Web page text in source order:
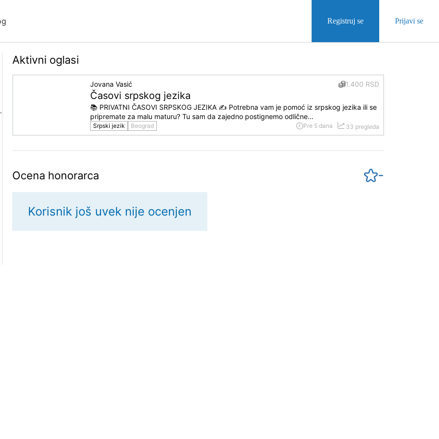
Registruj se Prijavi se
Aktivni oglasi
Jovana Vasić 1.400 RSD
Časovi srpskog jezika
📚 PRIVATNI ČASOVI SRPSKOG JEZIKA ✍️ Potrebna vam je pomoć iz srpskog jezika ili se
pripremate za malu maturu? Tu sam da zajedno postignemo odlične…
Srpski jezik Beograd Pre 5 dana 33 pregleda
Ocena honorarca -
Korisnik još uvek nije ocenjen